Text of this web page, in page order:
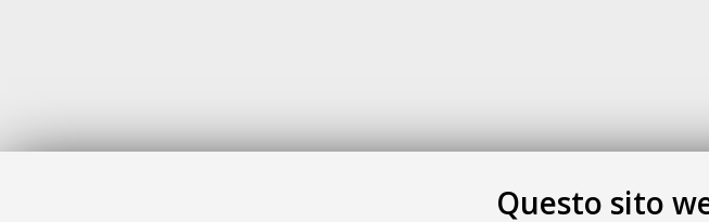
Questo sito